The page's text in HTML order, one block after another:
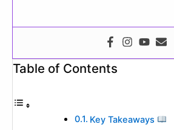
Table of Contents
Key Takeaways